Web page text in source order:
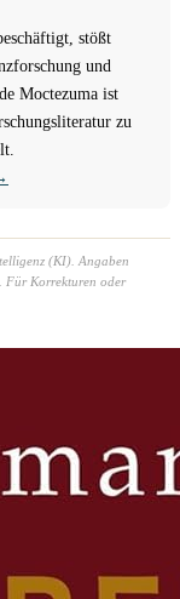
stößt
und
Moctezuma ist
zu
(KI). Angaben
Für Korrekturen oder